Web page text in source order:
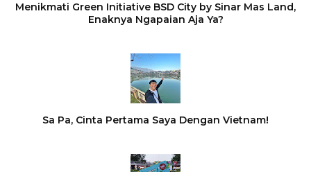
Menikmati Green Initiative BSD City by Sinar Mas Land,
Enaknya Ngapaian Aja Ya?
Sa Pa, Cinta Pertama Saya Dengan Vietnam!